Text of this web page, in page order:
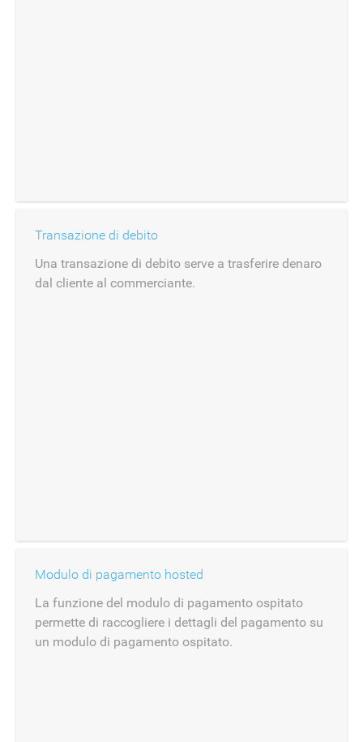
Transazione di debito
Una transazione di debito serve a trasferire denaro
dal cliente al commerciante.
Modulo di pagamento hosted
La funzione del modulo di pagamento ospitato
permette di raccogliere i dettagli del pagamento su
un modulo di pagamento ospitato.